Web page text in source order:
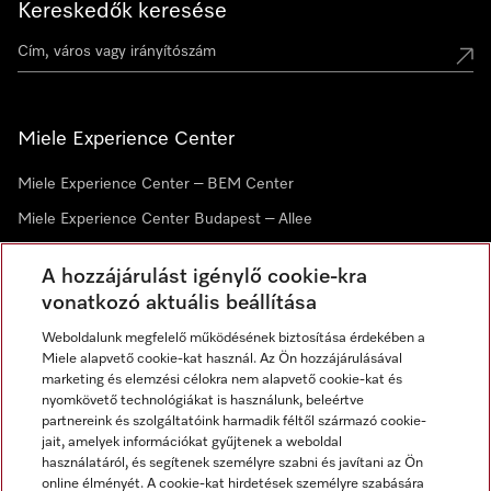
Kereskedők keresése
Miele Experience Center
Miele Experience Center – BEM Center
Miele Experience Center Budapest – Allee
Hírlevél
A hozzájárulást igénylő cookie-kra
vonatkozó aktuális beállítása
Weboldalunk megfelelő működésének biztosítása érdekében a
Miele alapvető cookie-kat használ. Az Ön hozzájárulásával
marketing és elemzési célokra nem alapvető cookie-kat és
nyomkövető technológiákat is használunk, beleértve
partnereink és szolgáltatóink harmadik féltől származó cookie-
jait, amelyek információkat gyűjtenek a weboldal
használatáról, és segítenek személyre szabni és javítani az Ön
online élményét. A cookie-kat hirdetések személyre szabására